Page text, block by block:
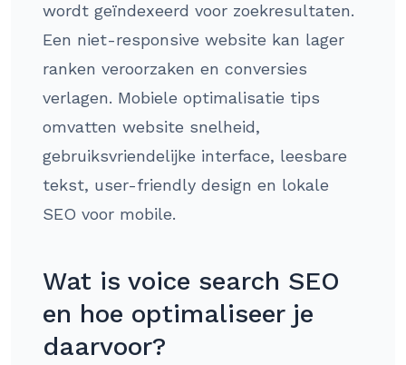
wordt geïndexeerd voor zoekresultaten.
Een niet-responsive website kan lager
ranken veroorzaken en conversies
verlagen. Mobiele optimalisatie tips
omvatten website snelheid,
gebruiksvriendelijke interface, leesbare
tekst, user-friendly design en lokale
SEO voor mobile.
Wat is voice search SEO
en hoe optimaliseer je
daarvoor?